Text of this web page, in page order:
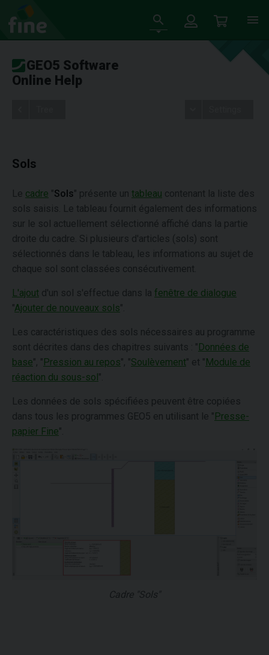
GEO5 Software
Online Help
Sols
Le cadre "Sols" présente un tableau contenant la liste des
sols saisis. Le tableau fournit également des informations
sur le sol actuellement sélectionné affiché dans la partie
droite du cadre. Si plusieurs d'articles (sols) sont
sélectionnés dans le tableau, les informations au sujet de
chaque sol sont classées consécutivement.
L'ajout d'un sol s'effectue dans la fenêtre de dialogue
"Ajouter de nouveaux sols".
Les caractéristiques des sols nécessaires au programme
sont décrites dans des chapitres suivants : "Données de
base", "Pression au repos", "Soulèvement" et "Module de
réaction du sous-sol".
Les données de sols spécifiées peuvent être copiées
dans tous les programmes GEO5 en utilisant le "Presse-
papier Fine".
Cadre "Sols"